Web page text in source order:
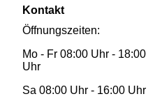
Kontakt
Öffnungszeiten:
Mo - Fr 08:00 Uhr - 18:00
Uhr
Sa 08:00 Uhr - 16:00 Uhr